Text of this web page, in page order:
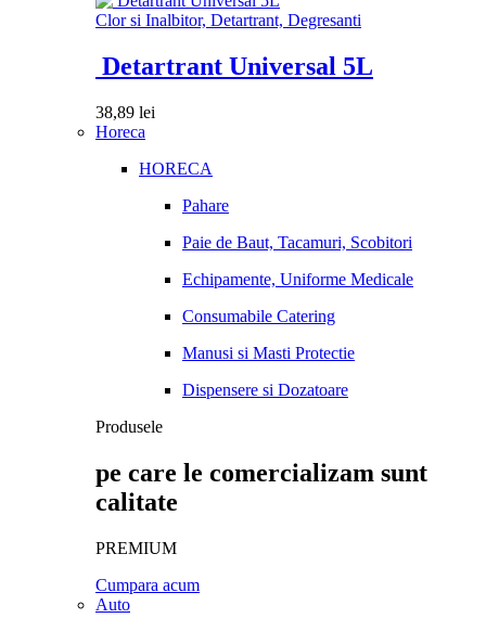
Clor si Inalbitor, Detartrant, Degresanti
Detartrant Universal 5L
38,89 lei
Horeca
HORECA
Pahare
Paie de Baut, Tacamuri, Scobitori
Echipamente, Uniforme Medicale
Consumabile Catering
Manusi si Masti Protectie
Dispensere si Dozatoare
Produsele
pe care le comercializam sunt
calitate
PREMIUM
Cumpara acum
Auto